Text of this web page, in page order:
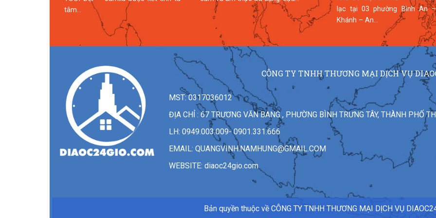
tâm...
lạc tại 03 phường Bình An
Khánh – An...
CÔNG TY TNHH THƯƠNG MẠI DỊCH VỤ
MST: 0317036012
ĐỊA CHỈ : 67 TRƯƠNG VĂN BANG , PHƯỜNG BÌNH TRƯNG TÂY, THÀNH PHỐ
LH: 0949.003.009- 0901.331.666
EMAIL: QUANGVINH.NAMHUNG@GMAIL.COM
WEBSITE: diaoc24gio.com
Bản quyền thuộc về CÔNG TY TNHH THƯƠNG MẠI DỊCH VỤ